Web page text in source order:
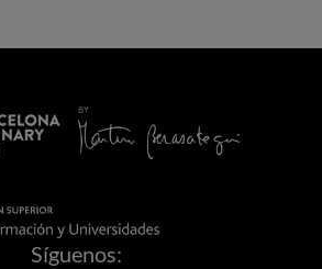
Síguenos: